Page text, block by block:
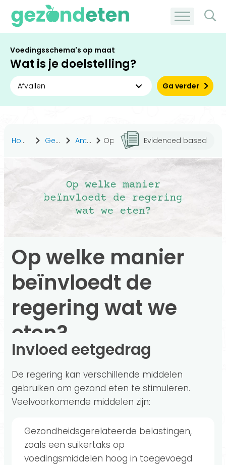
Voedingsschema's op maat
Wat is je doelstelling?
Ga verder
Home Gezond leven Antwoorden Op welke manier beïnvloedt de regering wat we eten? Evidenced based
Op welke manier
beïnvloedt de
regering wat we
eten?
Invloed eetgedrag
De regering kan verschillende middelen
gebruiken om gezond eten te stimuleren.
Veelvoorkomende middelen zijn:
Gezondheidsgerelateerde belastingen,
zoals een suikertaks op
voedingsmiddelen hoog in toegevoegd